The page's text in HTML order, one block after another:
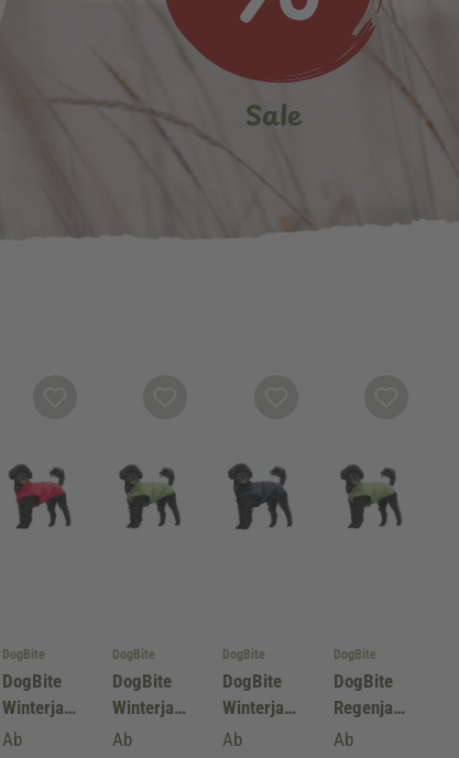
Sale
DogBite
DogBite
Winterjac
ke,
Ab
DogBite
DogBite
Winterjac
ke,
Ab
DogBite
DogBite
Winterjac
ke,
Ab
DogBite
DogBite
Regenjac
ke, Farbe:
Ab